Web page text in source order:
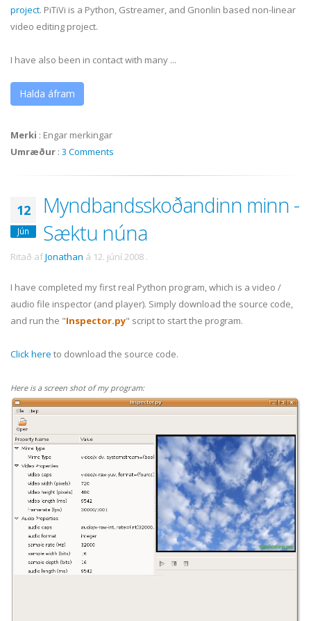
project. PiTiVi is a Python, Gstreamer, and Gnonlin based non-linear
video editing project.
I have also been in contact with many ...
Halda áfram
Merki : Engar merkingar
Umræður : 3 Comments
12
Jún
Myndbandsskoðandinn minn -
Sæktu núna
Ritað afJonathan á 12. júní 2008 .
I have completed my first real Python program, which is a video /
audio file inspector (and player). Simply download the source code,
and run the "Inspector.py" script to start the program.
Click here to download the source code.
Here is a screen shot of my program: